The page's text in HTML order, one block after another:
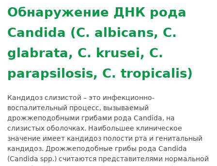
Расшифровка анализов
Усиление профилактических мер для
безопасности пациентов
Экскурсия в
лабораторию
Документы
to
top
Обнаружение ДНК рода
Candida (C. albicans, C.
glabrata, C. krusei, C.
parapsilosis, C. tropicalis)
Кандидоз слизистой – это инфекционно-
воспалительный процесс, вызываемый
дрожжеподобными грибами рода Candida, на
слизистых оболочках. Наибольшее клиническое
значение имеет кандидоз полости рта и генитальный
кандидоз. Дрожжеподобные грибы рода Candida
(Candida spp.) считаются представителями нормальной